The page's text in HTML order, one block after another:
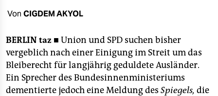
wahrheit
verlag
verlag
Von CIGDEM AKYOL
BERLIN taz ■ Union und SPD suchen bisher
vergeblich nach einer Einigung im Streit um das
Bleiberecht für langjährig geduldete Ausländer.
Ein Sprecher des Bundesinnenministeriums
dementierte jedoch eine Meldung des Spiegels, die